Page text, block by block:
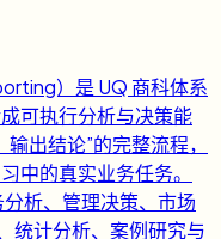
）是 UQ 商科体系
可执行分析与决策能
出结论”的完整流程，
中的真实业务任务。
析、管理决策、市场
统计分析、案例研究与